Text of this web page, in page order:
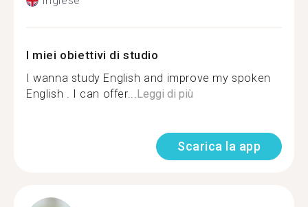
I miei obiettivi di studio
I wanna study English and improve my spoken
English . I can offer...Leggi di più
Scarica la app